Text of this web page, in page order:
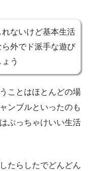
ないけど基本生活
外でド派手な遊び
う
ことはほとんどの場
ンブルといったのも
ぶっちゃけいい生活
たらしたでどんどん